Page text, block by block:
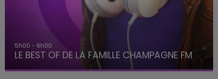
5h00 - 6h00
LE BEST OF DE LA FAMILLE CHAMPAGNE FM